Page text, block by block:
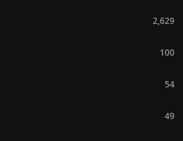
2,629
100
54
49